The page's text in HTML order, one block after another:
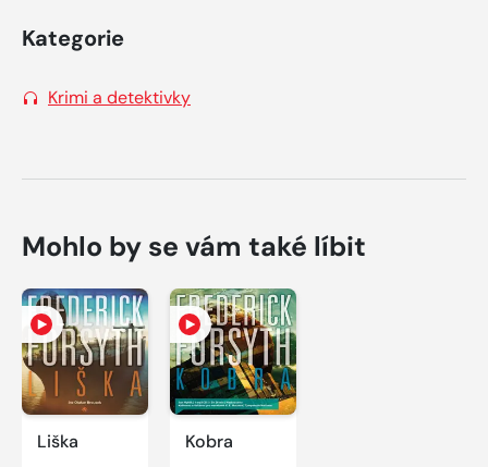
Kategorie
Krimi a detektivky
Mohlo by se vám také líbit
Liška Kobra